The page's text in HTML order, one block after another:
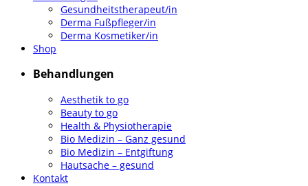
Gesundheitstherapeut/in
Derma Fußpfleger/in
Derma Kosmetiker/in
Shop
Behandlungen
Aesthetik to go
Beauty to go
Health & Physiotherapie
Bio Medizin – Ganz gesund
Bio Medizin – Entgiftung
Hautsache – gesund
Kontakt